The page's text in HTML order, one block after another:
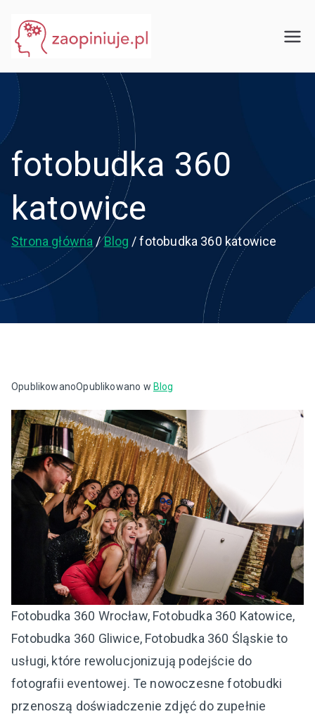
treści
fotobudka 360
katowice
Strona główna Blog fotobudka 360 katowice
OpublikowanoOpublikowano w Blog
Fotobudka 360 Wrocław, Fotobudka 360 Katowice,
Fotobudka 360 Gliwice, Fotobudka 360 Śląskie to
usługi, które rewolucjonizują podejście do
fotografii eventowej. Te nowoczesne fotobudki
przenoszą doświadczenie zdjęć do zupełnie